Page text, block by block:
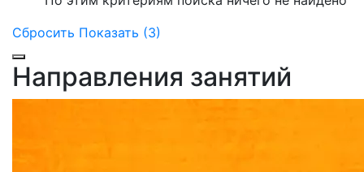
Сбросить Показать (3)
Направления занятий